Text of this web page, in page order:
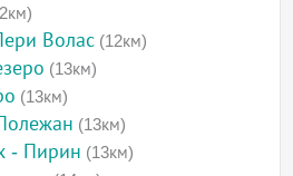
Волас (12км)
(13км)
(13км)
(13км)
- Пирин (13км)